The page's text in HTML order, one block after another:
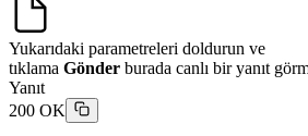
Yukarıdaki parametreleri doldurun ve
tıklama Gönder burada canlı bir yanıt
Yanıt
200 OK